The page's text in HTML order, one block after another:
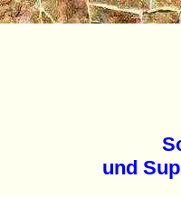
und